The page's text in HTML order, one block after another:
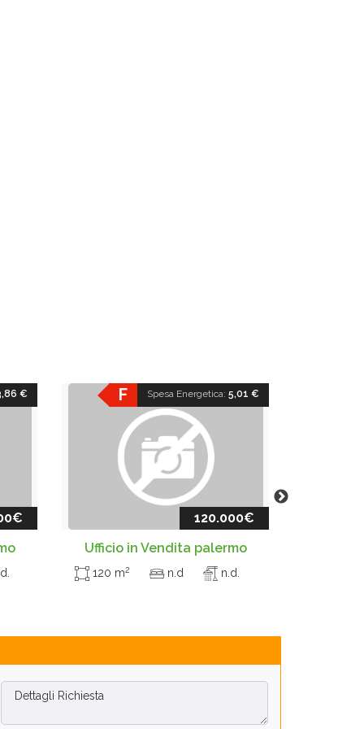
€ Spesa Energetica: 5,01 €
F
120.000€
Ufficio in Vendita palermo
120 m2 n.d n.d.